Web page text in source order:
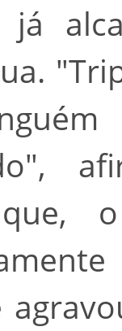
já